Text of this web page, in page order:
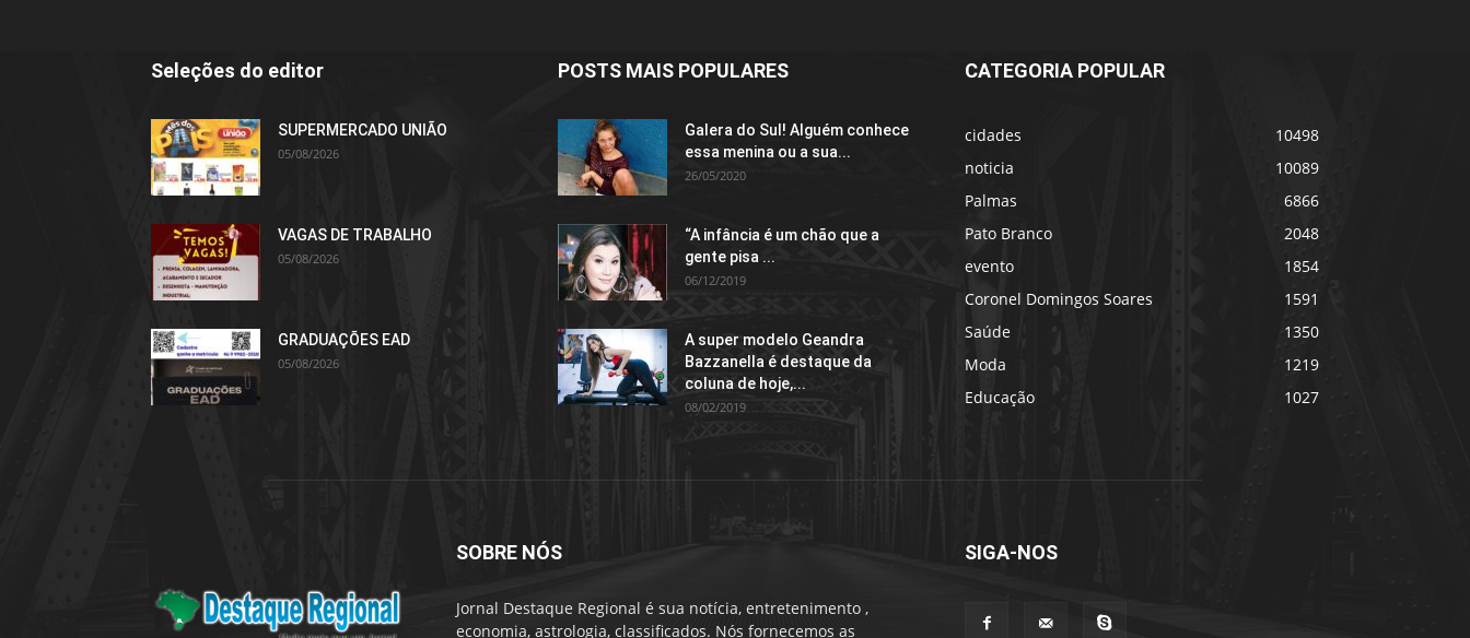
Seleções do editor
SUPERMERCADO UNIÃO
05/08/2026
VAGAS DE TRABALHO
05/08/2026
GRADUAÇÕES EAD
05/08/2026
POSTS MAIS POPULARES
Galera do Sul! Alguém conhece
essa menina ou a sua...
26/05/2020
“A infância é um chão que a
gente pisa ...
06/12/2019
A super modelo Geandra
Bazzanella é destaque da
coluna de hoje,...
08/02/2019
CATEGORIA POPULAR
cidades
10498
noticia
10089
Palmas
6866
Pato Branco
2048
evento
1854
Coronel Domingos Soares
1591
Saúde
1350
Moda
1219
Educação
1027
SOBRE NÓS
Jornal Destaque Regional é sua notícia, entretenimento ,
economia, astrologia, classificados. Nós fornecemos as
SIGA-NOS